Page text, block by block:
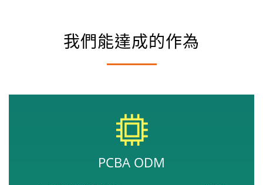
我們能達成的作為
PCBA ODM